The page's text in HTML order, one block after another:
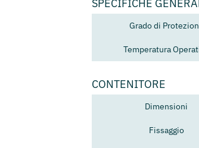
SPECIFICHE
Grado di
Temperatura
CONTENITORE
Dimensioni
Fissaggio